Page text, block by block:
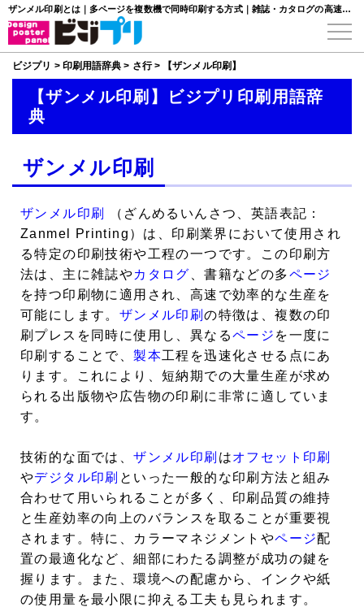
ザンメル印刷とは｜多ページを複数機で同時印刷する方式｜雑誌・カタログの高速生産
ビジプリ > 印刷用語辞典 > さ行> 【ザンメル印刷】
【ザンメル印刷】ビジプリ印刷用語辞
典
ザンメル印刷
ザンメル印刷
（ざんめるいんさつ、英語表記：
Zanmel Printing）は、印刷業界において使用され
る特定の印刷技術や工程の一つです。この印刷方
法は、主に雑誌やカタログ 、書籍などの多ページ
を持つ印刷物に適用され、高速で効率的な生産を
可能にします。 ザンメル印刷の特徴は、複数の印
刷プレスを同時に使用し、異なるページ を一度に
印刷することで、製本工程を迅速化させる点にあ
ります。これにより、短納期での大量生産が求め
られる出版物や広告物の印刷に非常に適していま
す。
技術的な面では、ザンメル印刷 はオフセット印刷
やデジタル印刷 といった一般的な印刷方法と組み
合わせて用いられることが多く、印刷品質の維持
と生産効率の向上のバランスを取ることが重要視
されます。特に、カラーマネジメントやページ配
置の最適化など、細部にわたる調整が成功の鍵を
握ります。また、環境への配慮から、インクや紙
の使用量を最小限に抑える工夫も見られます。